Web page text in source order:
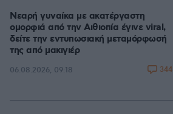
Νεαρή γυναίκα με ακατέργαστη
ομορφιά από την Αιθιοπία έγινε viral,
δείτε την εντυπωσιακή μεταμόρφωσή
της από μακιγιέρ
06.08.2026, 09:18 344